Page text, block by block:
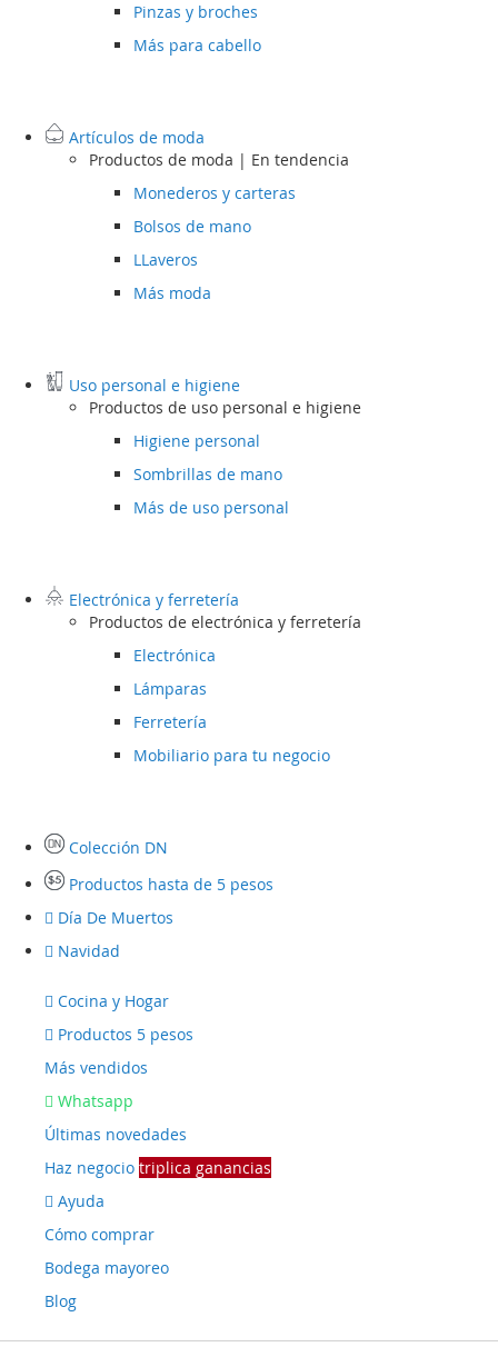
Pinzas y broches
Más para cabello
Artículos de moda
Productos de moda | En tendencia
Monederos y carteras
Bolsos de mano
LLaveros
Más moda
Uso personal e higiene
Productos de uso personal e higiene
Higiene personal
Sombrillas de mano
Más de uso personal
Electrónica y ferretería
Productos de electrónica y ferretería
Electrónica
Lámparas
Ferretería
Mobiliario para tu negocio
Colección DN
Productos hasta de 5 pesos
Día De Muertos
Navidad
Cocina y Hogar
Productos 5 pesos
Más vendidos
Whatsapp
Últimas novedades
Haz negocio triplica ganancias
Ayuda
Cómo comprar
Bodega mayoreo
Blog